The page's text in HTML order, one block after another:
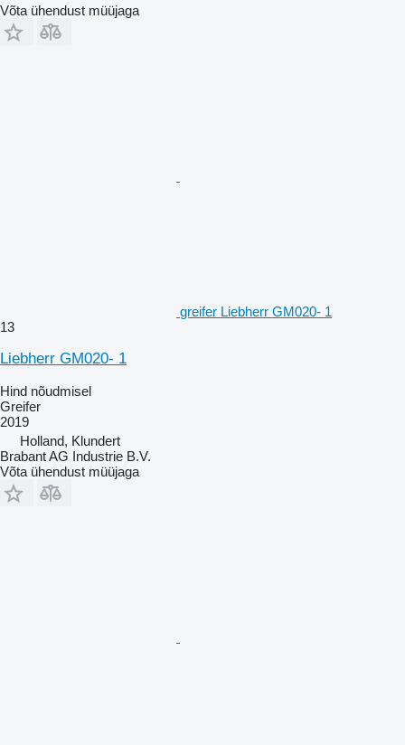
Võta ühendust müüjaga
greifer Liebherr GM020- 1
13
Liebherr GM020- 1
Hind nõudmisel
Greifer
2019
Holland, Klundert
Brabant AG Industrie B.V.
Võta ühendust müüjaga